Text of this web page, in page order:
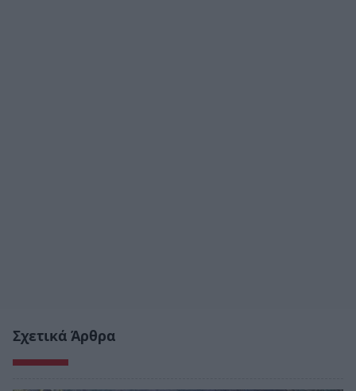
Σχετικά Άρθρα